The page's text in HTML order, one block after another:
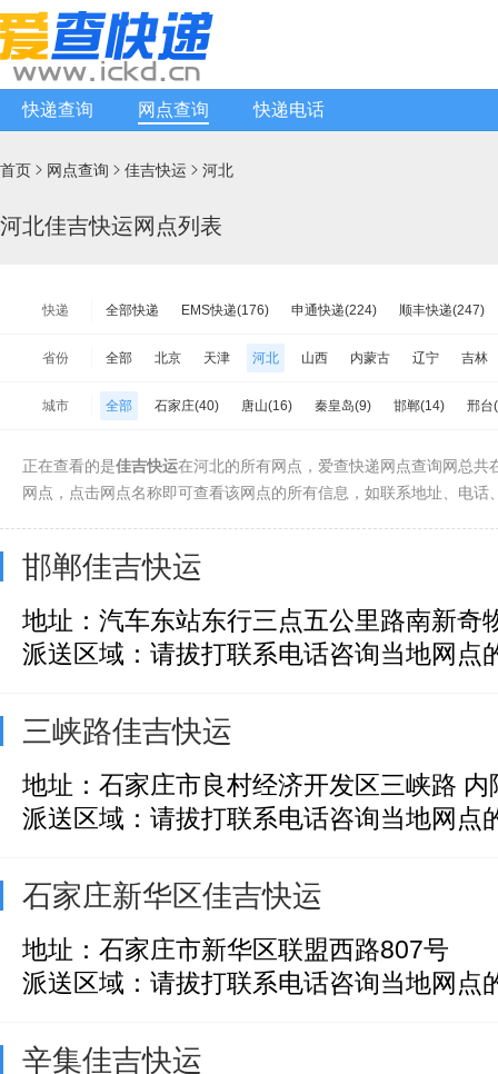
快递查询 网点查询 快递电话
首页  网点查询  佳吉快运  河北
河北佳吉快运网点列表
快递 全部快递 EMS快递(176) 申通快递(224) 顺丰快递(247)
天天快递(185)
极兔速递(290)
增益快递(62) 安能物流(1106) 苏宁快递(175) 全一快递
中铁物流(216) 品骏快递(184) 远成快运(132) 百世汇通
省份 全部 北京 天津 河北 山西 内蒙古 辽宁 吉林
江苏
海南
台湾省 香港 澳门
城市 全部 石家庄(40) 唐山(16) 秦皇岛(9) 邯郸(14) 邢台
正在查看的是佳吉快运在河北的所有网点，爱查快递网点查询网总共
网点，点击网点名称即可查看该网点的所有信息，如联系地址、电话
邯郸佳吉快运
地址：汽车东站东行三点五公里路南新奇
派送区域：请拔打联系电话咨询当地网点
三峡路佳吉快运
地址：石家庄市良村经济开发区三峡路 内
派送区域：请拔打联系电话咨询当地网点
石家庄新华区佳吉快运
地址：石家庄市新华区联盟西路807号
派送区域：请拔打联系电话咨询当地网点
辛集佳吉快运